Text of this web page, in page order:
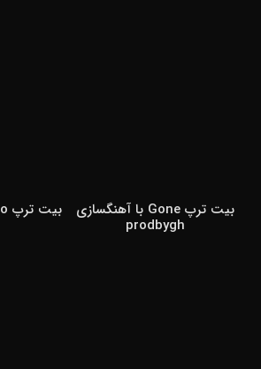
بیت ترپ Gone با آهنگسازی
prodbygh